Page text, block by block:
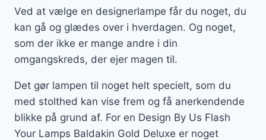
Ved at vælge en designerlampe får du noget, du
kan gå og glædes over i hverdagen. Og noget,
som der ikke er mange andre i din
omgangskreds, der ejer magen til.
Det gør lampen til noget helt specielt, som du
med stolthed kan vise frem og få anerkendende
blikke på grund af. For en Design By Us Flash
Your Lamps Baldakin Gold Deluxe er noget